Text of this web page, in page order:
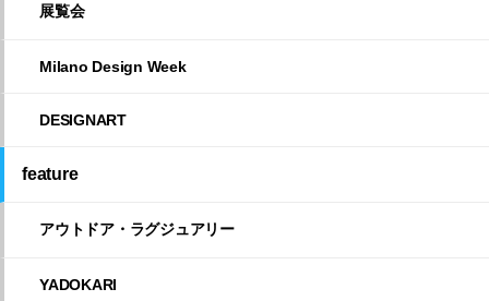
展覧会
Milano Design Week
DESIGNART
feature
アウトドア・ラグジュアリー
YADOKARI